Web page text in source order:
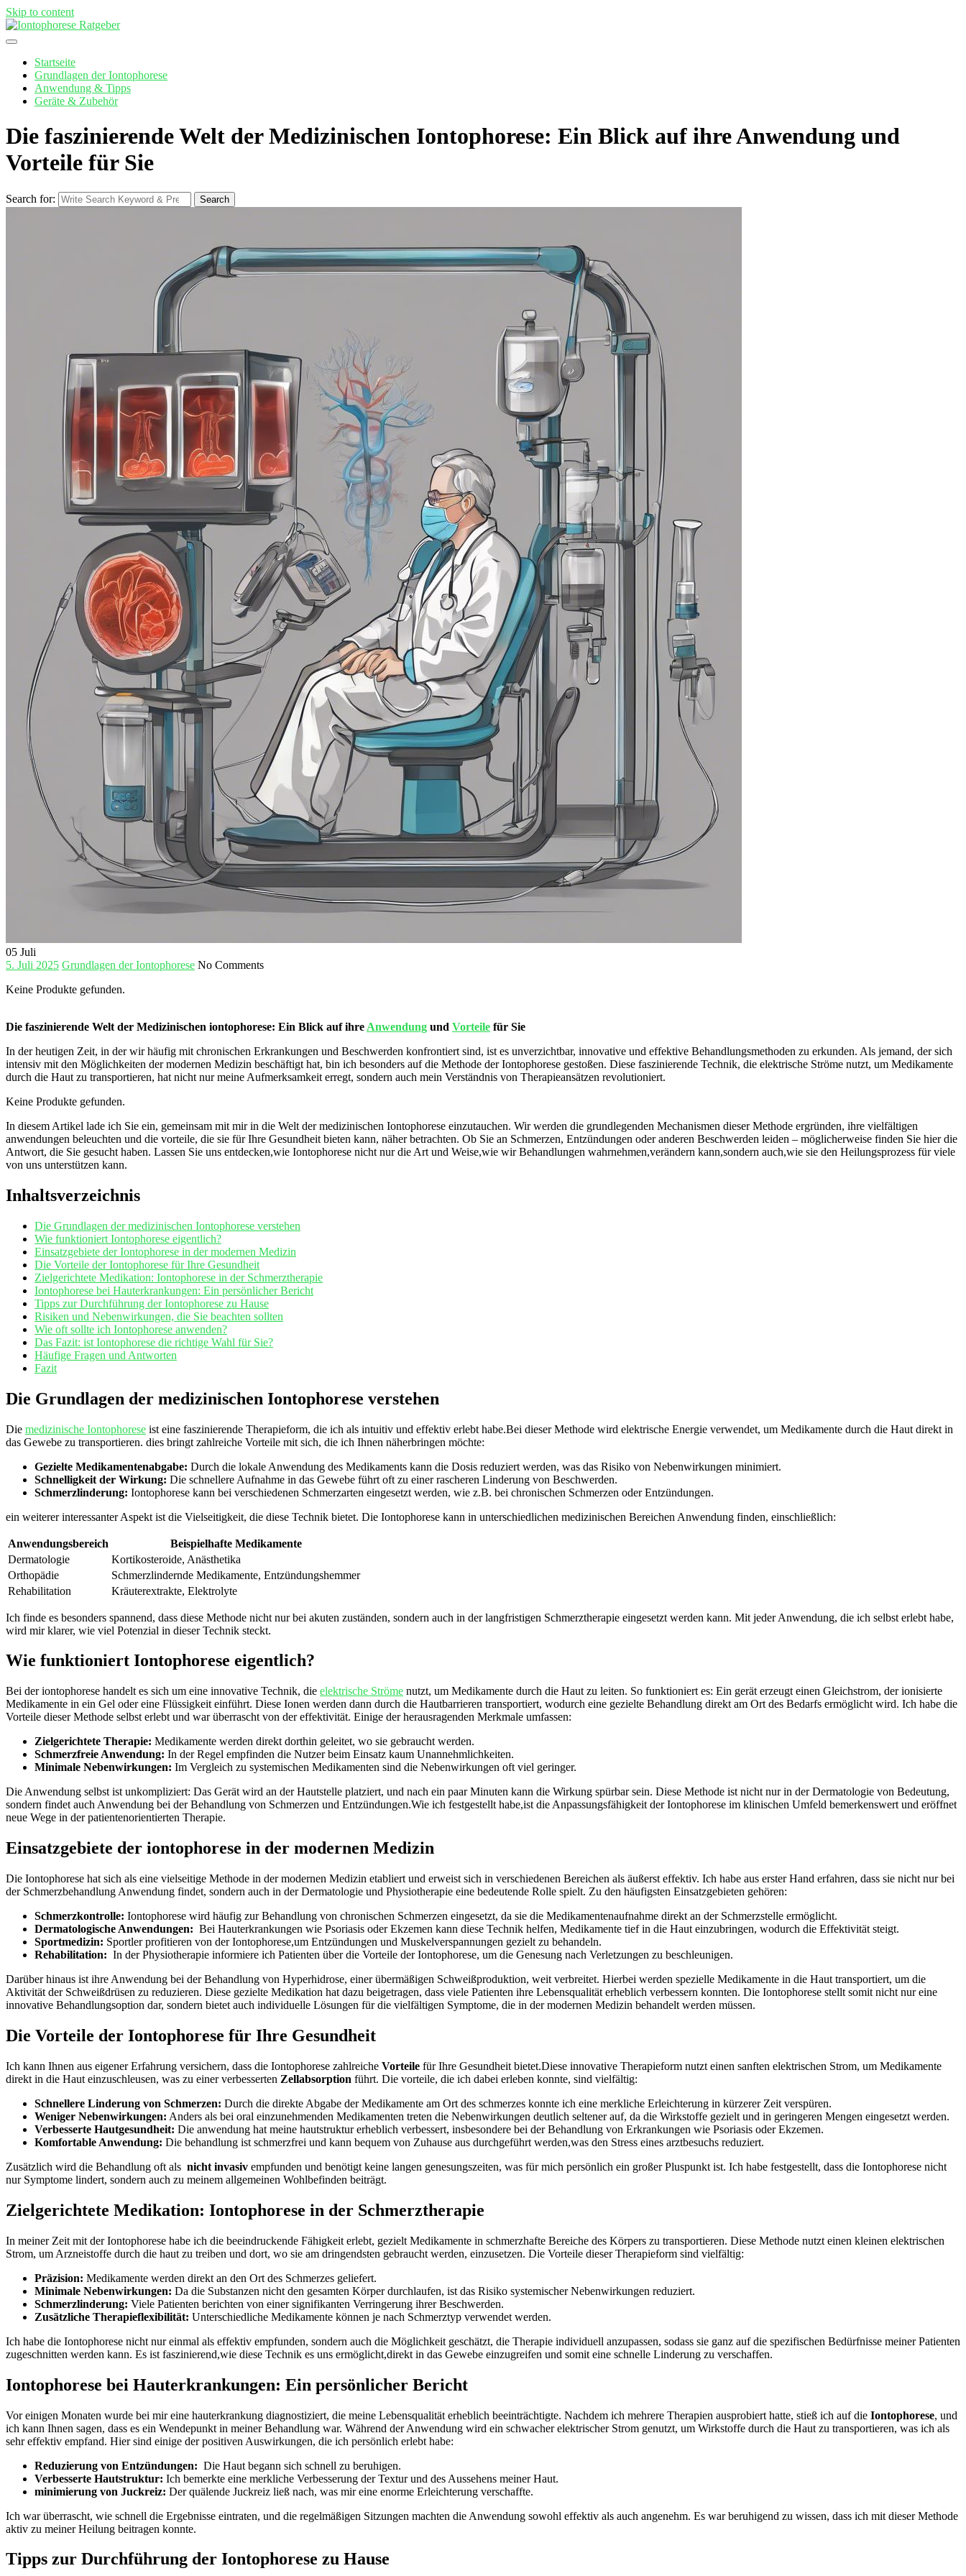
Skip to content
Startseite
Grundlagen der Iontophorese
Anwendung & Tipps
Geräte & Zubehör
Die faszinierende Welt der Medizinischen Iontophorese: Ein Blick auf ihre Anwendung und
Vorteile für Sie
Search for: Search
05 Juli
5. Juli 2025 Grundlagen der Iontophorese No Comments
Keine Produkte gefunden.
Die faszinierende Welt ⁣der Medizinischen iontophorese: Ein⁢ Blick auf ihre Anwendung ⁤ und Vorteile ‌ für Sie
In der heutigen Zeit, in der wir häufig‍ mit chronischen Erkrankungen und ‌Beschwerden‍ konfrontiert sind,⁢ ist es unverzichtbar, ‍innovative und effektive ‍Behandlungsmethoden zu‍ erkunden.​ Als jemand, der sich
intensiv mit den Möglichkeiten der modernen Medizin beschäftigt hat, bin ich besonders auf die Methode ⁢der Iontophorese gestoßen. Diese faszinierende Technik, die⁤ elektrische ⁣Ströme nutzt, ⁤um Medikamente
durch die Haut‌ zu ⁢transportieren, hat‍ nicht nur meine ‌Aufmerksamkeit ⁣erregt, sondern auch mein Verständnis von Therapieansätzen revolutioniert.
Keine Produkte gefunden.
In diesem Artikel lade ​ich Sie ein, gemeinsam mit mir ​in die Welt der medizinischen Iontophorese einzutauchen. Wir werden die grundlegenden Mechanismen dieser Methode ergründen, ihre vielfältigen
anwendungen beleuchten und die vorteile, die sie für Ihre Gesundheit ‍bieten kann, näher betrachten. Ob Sie an Schmerzen, Entzündungen ‍oder ⁢anderen Beschwerden ⁤leiden – möglicherweise finden Sie hier die
Antwort, die Sie gesucht‍ haben. ‍Lassen Sie uns entdecken,wie Iontophorese nicht nur ⁣die Art und Weise,wie wir ‌Behandlungen wahrnehmen,verändern kann,sondern auch,wie sie den Heilungsprozess für viele
von uns unterstützen kann.
Inhaltsverzeichnis
Die Grundlagen der medizinischen Iontophorese⁤ verstehen
Wie funktioniert‍ Iontophorese ⁣eigentlich?
Einsatzgebiete der Iontophorese in der modernen Medizin
Die‍ Vorteile der ⁤Iontophorese für Ihre Gesundheit
Zielgerichtete​ Medikation: Iontophorese in der Schmerztherapie
Iontophorese bei Hauterkrankungen:‍ Ein persönlicher Bericht
Tipps zur Durchführung ‌der Iontophorese zu Hause
Risiken und Nebenwirkungen, die Sie beachten sollten
Wie oft sollte ich Iontophorese anwenden?
Das ‍Fazit:⁤ ist Iontophorese die richtige Wahl ‌für Sie?
Häufige ‌Fragen und Antworten
Fazit
Die ‌Grundlagen der medizinischen Iontophorese ‌verstehen
Die medizinische Iontophorese ⁤ist eine​ faszinierende Therapieform, die ich als intuitiv und‌ effektiv erlebt habe.Bei dieser Methode wird elektrische Energie ⁢verwendet, ‍um Medikamente​ durch die Haut direkt in⁢
das Gewebe zu transportieren. dies bringt ⁣zahlreiche Vorteile​ mit ​sich, die ich Ihnen näherbringen möchte:
Gezielte Medikamentenabgabe: Durch die‌ lokale Anwendung des Medikaments kann die Dosis reduziert werden, was das Risiko von ‍Nebenwirkungen minimiert.
Schnelligkeit der Wirkung: Die schnellere Aufnahme in das Gewebe ⁣führt oft zu ​einer rascheren Linderung von Beschwerden.
Schmerzlinderung: Iontophorese kann bei verschiedenen Schmerzarten ⁤eingesetzt werden, wie z.B. bei chronischen⁣ Schmerzen ⁣oder Entzündungen.
ein weiterer⁢ interessanter Aspekt ist⁢ die ‌Vielseitigkeit, die diese Technik bietet. Die Iontophorese kann in⁣ unterschiedlichen medizinischen Bereichen Anwendung finden, einschließlich:
Anwendungsbereich
Beispielhafte Medikamente
Dermatologie
Kortikosteroide, Anästhetika
Orthopädie
Schmerzlindernde ‍Medikamente, Entzündungshemmer
Rehabilitation
Kräuterextrakte, ⁤Elektrolyte
Ich finde es besonders spannend, dass ​diese Methode nicht nur⁣ bei akuten zuständen, sondern auch in der langfristigen Schmerztherapie eingesetzt werden kann. Mit ‍jeder Anwendung, die ich selbst erlebt habe,
wird mir klarer, wie ⁣viel Potenzial⁤ in dieser Technik steckt.
Wie funktioniert⁤ Iontophorese eigentlich?
Bei der ⁤iontophorese handelt es sich‍ um eine​ innovative Technik, die ⁢ elektrische Ströme nutzt, um Medikamente durch die Haut ⁢zu leiten. So funktioniert es:‍ Ein gerät‍ erzeugt​ einen Gleichstrom, der ionisierte
Medikamente in ein Gel oder eine Flüssigkeit einführt. Diese Ionen werden dann durch die Hautbarrieren transportiert, wodurch‌ eine gezielte Behandlung direkt am Ort des Bedarfs ermöglicht wird. Ich‌ habe die⁣
Vorteile dieser ​Methode selbst erlebt und war überrascht⁢ von der effektivität. Einige ​der herausragenden Merkmale umfassen:
Zielgerichtete Therapie: ⁤Medikamente werden direkt dorthin geleitet, wo sie gebraucht werden.
Schmerzfreie Anwendung: In der Regel empfinden die Nutzer beim Einsatz kaum Unannehmlichkeiten.
Minimale Nebenwirkungen: Im Vergleich zu systemischen Medikamenten sind die Nebenwirkungen oft‌ viel geringer.
Die Anwendung selbst ist​ unkompliziert: Das Gerät wird an der Hautstelle ⁤platziert, und nach ⁢ein paar ⁣Minuten kann die⁢ Wirkung spürbar⁣ sein. Diese ​Methode ​ist‍ nicht nur in der Dermatologie von⁢ Bedeutung,
‍sondern findet auch Anwendung bei der ​Behandlung‌ von Schmerzen ‍und Entzündungen.Wie ich ⁢festgestellt habe,ist die ​Anpassungsfähigkeit​ der Iontophorese im klinischen‍ Umfeld⁤ bemerkenswert und eröffnet​
neue Wege in der patientenorientierten Therapie.
Einsatzgebiete der iontophorese in der modernen Medizin
Die Iontophorese hat sich als eine vielseitige Methode‌ in‍ der modernen Medizin etabliert und erweist sich in‍ verschiedenen Bereichen als äußerst effektiv. Ich habe aus erster Hand ⁢erfahren, dass ‌sie nicht nur⁢ bei
der​ Schmerzbehandlung Anwendung ⁤findet, sondern auch in​ der Dermatologie und Physiotherapie eine bedeutende ‌Rolle spielt. Zu den häufigsten Einsatzgebieten gehören:
Schmerzkontrolle: Iontophorese ​wird häufig zur Behandlung von chronischen Schmerzen eingesetzt, ‍da⁣ sie⁢ die Medikamentenaufnahme direkt an der Schmerzstelle ermöglicht.
Dermatologische Anwendungen: ‍ Bei Hauterkrankungen wie ‍Psoriasis oder Ekzemen kann⁤ diese Technik helfen,⁤ Medikamente tief in die Haut einzubringen, wodurch ​die Effektivität steigt.
Sportmedizin: Sportler profitieren von‍ der Iontophorese,um Entzündungen und ‌Muskelverspannungen⁤ gezielt zu behandeln.
Rehabilitation: ‌ In der Physiotherapie informiere ich Patienten über⁣ die Vorteile der Iontophorese, um‌ die ⁤Genesung nach Verletzungen zu beschleunigen.
Darüber hinaus⁤ ist ihre Anwendung bei‍ der Behandlung von⁣ Hyperhidrose, einer übermäßigen Schweißproduktion, ⁢weit verbreitet. Hierbei werden spezielle Medikamente in die Haut ​transportiert, um die
Aktivität​ der Schweißdrüsen zu reduzieren.‍ Diese gezielte Medikation hat dazu⁣ beigetragen, ⁣dass‍ viele‍ Patienten ihre Lebensqualität erheblich verbessern konnten. Die Iontophorese stellt somit nicht nur eine
innovative Behandlungsoption⁢ dar, sondern ‌bietet auch⁤ individuelle Lösungen⁢ für⁤ die vielfältigen ⁢Symptome,⁢ die in der modernen Medizin behandelt ⁤werden müssen.
Die Vorteile ⁣der Iontophorese ⁤für Ihre Gesundheit
Ich kann⁣ Ihnen ⁢aus​ eigener Erfahrung versichern, ​dass die​ Iontophorese ‍zahlreiche​ Vorteile für Ihre Gesundheit bietet.Diese⁣ innovative​ Therapieform nutzt⁢ einen sanften elektrischen Strom, um⁤ Medikamente
direkt in die Haut einzuschleusen, was zu einer verbesserten Zellabsorption führt.⁣ Die ⁢vorteile, die ich ​dabei erleben konnte, sind vielfältig:
Schnellere Linderung von Schmerzen: Durch die direkte Abgabe der Medikamente⁤ am Ort des schmerzes konnte ich eine⁤ merkliche​ Erleichterung in ​kürzerer ‍Zeit verspüren.
Weniger Nebenwirkungen: Anders als bei‍ oral einzunehmenden Medikamenten treten die⁤ Nebenwirkungen deutlich seltener ​auf, da‌ die Wirkstoffe gezielt und in geringeren ⁣Mengen eingesetzt werden.
Verbesserte Hautgesundheit: Die⁤ anwendung hat meine hautstruktur erheblich⁢ verbessert, insbesondere bei der Behandlung von Erkrankungen wie⁢ Psoriasis oder Ekzemen.
Komfortable Anwendung: ​Die behandlung ist schmerzfrei und kann ⁤bequem von Zuhause⁤ aus durchgeführt werden,was den Stress eines arztbesuchs reduziert.
Zusätzlich wird die​ Behandlung oft als ‍ nicht invasiv empfunden und⁤ benötigt keine langen genesungszeiten, was für mich persönlich ein ‍großer ⁤Pluspunkt ist. Ich ‌habe festgestellt,‍ dass die Iontophorese nicht
nur Symptome lindert, sondern auch⁢ zu‍ meinem allgemeinen Wohlbefinden beiträgt.
Zielgerichtete Medikation: Iontophorese in der ‌Schmerztherapie
In meiner ‌Zeit mit der Iontophorese habe​ ich die beeindruckende Fähigkeit erlebt,‍ gezielt ⁤Medikamente in schmerzhafte Bereiche des ⁤Körpers zu transportieren. Diese ⁤Methode nutzt ⁣einen kleinen elektrischen
Strom,⁢ um Arzneistoffe​ durch die haut zu treiben und ​dort,⁤ wo sie am dringendsten ‍gebraucht werden, ⁣einzusetzen. Die Vorteile ⁤dieser Therapieform​ sind ⁣vielfältig:
Präzision: Medikamente werden direkt an ​den Ort ‍des Schmerzes geliefert.
Minimale Nebenwirkungen: Da die Substanzen nicht⁤ den‍ gesamten Körper durchlaufen, ist das ⁣Risiko systemischer ‍Nebenwirkungen‍ reduziert.
Schmerzlinderung: Viele Patienten berichten von einer signifikanten Verringerung ihrer Beschwerden.
Zusätzliche Therapieflexibilität: Unterschiedliche Medikamente können je nach⁤ Schmerztyp verwendet ‌werden.
Ich habe die Iontophorese nicht nur einmal als⁤ effektiv empfunden, ⁤sondern auch die ‍Möglichkeit geschätzt, die Therapie individuell anzupassen, sodass sie ganz auf die spezifischen Bedürfnisse meiner Patienten
zugeschnitten werden kann.⁢ Es ist ‌faszinierend,wie diese Technik es uns ermöglicht,direkt‌ in⁢ das Gewebe einzugreifen und somit eine schnelle Linderung zu verschaffen.
Iontophorese bei Hauterkrankungen: Ein persönlicher Bericht
Vor einigen Monaten wurde bei mir eine‍ hauterkrankung diagnostiziert, die ‌meine Lebensqualität erheblich‍ beeinträchtigte. Nachdem ich mehrere Therapien ausprobiert hatte, stieß ich auf die Iontophorese, und‍
ich kann ‌Ihnen ​sagen, dass es ein ‌Wendepunkt in meiner Behandlung war. Während‍ der Anwendung wird ein schwacher elektrischer Strom genutzt, um Wirkstoffe durch die ‍Haut zu transportieren, was ​ich ‍als
sehr effektiv empfand. Hier sind‌ einige der positiven Auswirkungen, die ich persönlich erlebt habe:
Reduzierung⁣ von‍ Entzündungen: ‌ Die Haut begann sich⁤ schnell​ zu beruhigen.
Verbesserte Hautstruktur: Ich‍ bemerkte eine merkliche‌ Verbesserung der Textur‍ und des Aussehens meiner Haut.
minimierung von⁤ Juckreiz: Der quälende Juckreiz ließ nach, was mir eine enorme Erleichterung verschaffte.
Ich war ⁣überrascht, wie schnell die Ergebnisse eintraten,‍ und ‌die regelmäßigen Sitzungen machten die Anwendung sowohl effektiv als auch angenehm. Es war​ beruhigend zu⁣ wissen, dass ⁤ich mit dieser Methode
aktiv zu meiner ​Heilung beitragen konnte.
Tipps zur Durchführung der Iontophorese ​zu​ Hause